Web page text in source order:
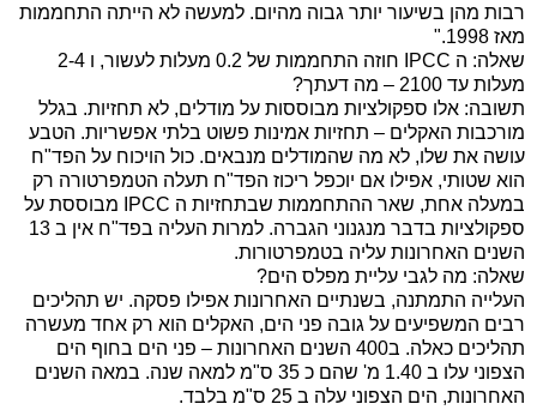
רבות מהן בשיעור יותר גבוה מהיום. למעשה לא הייתה התחממות
מאז 1998."
שאלה: ה IPCC
חוזה התחממות של 0.2 מעלות לעשור, ו 2-4
מעלות עד 2100 – מה דעתך?
תשובה: אלו ספקולציות מבוססות על מודלים, לא תחזיות. בגלל
מורכבות האקלים – תחזיות אמינות פשוט בלתי אפשריות. הטבע
עושה את שלו, לא מה שהמודלים מנבאים. כול הויכוח על הפד"ח
הוא שטותי, אפילו אם יוכפל ריכוז הפד"ח תעלה הטמפרטורה רק
במעלה אחת, שאר ההתחממות שבתחזיות ה IPCC
מבוססת על
ספקולציות בדבר מנגנוני הגברה. למרות העליה בפד"ח אין ב 13
השנים האחרונות עליה בטמפרטורות.
שאלה: מה לגבי עליית מפלס הים?
העלייה התמתנה, בשנתיים האחרונות אפילו פסקה. יש תהליכים
רבים המשפיעים על גובה פני הים, האקלים הוא רק אחד מעשרה
תהליכים כאלה. ב400 השנים האחרונות – פני הים בחוף הים
הצפוני עלו ב 1.40 מ' שהם כ 35 ס"מ למאה שנה. במאה השנים
האחרונות, הים הצפוני עלה ב 25 ס"מ בלבד.